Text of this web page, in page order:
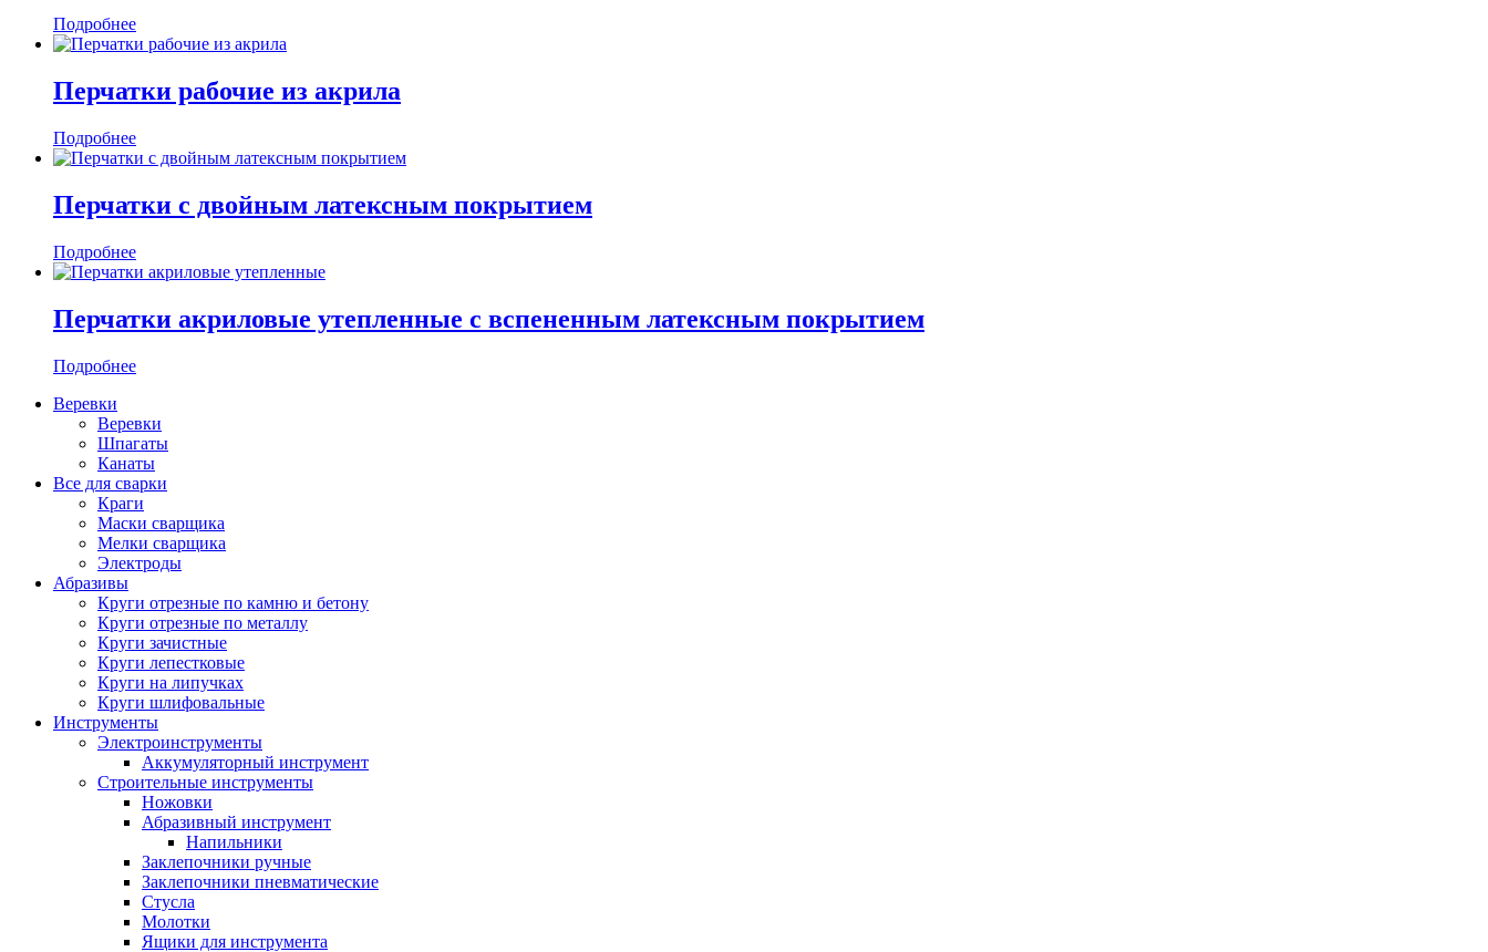
Подробнее
Перчатки рабочие из акрила
Подробнее
Перчатки с двойным латексным покрытием
Подробнее
Перчатки акриловые утепленные с вспененным латексным покрытием
Подробнее
Веревки
Веревки
Шпагаты
Канаты
Все для сварки
Краги
Маски сварщика
Мелки сварщика
Электроды
Абразивы
Круги отрезные по камню и бетону
Круги отрезные по металлу
Круги зачистные
Круги лепестковые
Круги на липучках
Круги шлифовальные
Инструменты
Электроинструменты
Аккумуляторный инструмент
Строительные инструменты
Ножовки
Абразивный инструмент
Напильники
Заклепочники ручные
Заклепочники пневматические
Стусла
Молотки
Ящики для инструмента